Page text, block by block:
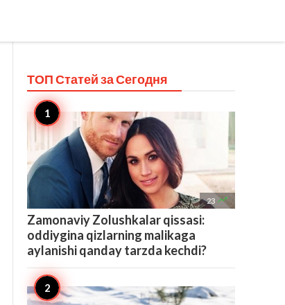
ТОП Статей заСегодня
23 
Zamonaviy Zolushkalar qissasi:
oddiygina qizlarning malikaga
aylanishi qanday tarzda kechdi?